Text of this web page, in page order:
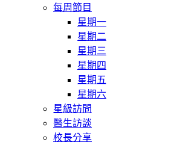
每周節目
星期一
星期二
星期三
星期四
星期五
星期六
星級訪問
醫生訪談
校長分享